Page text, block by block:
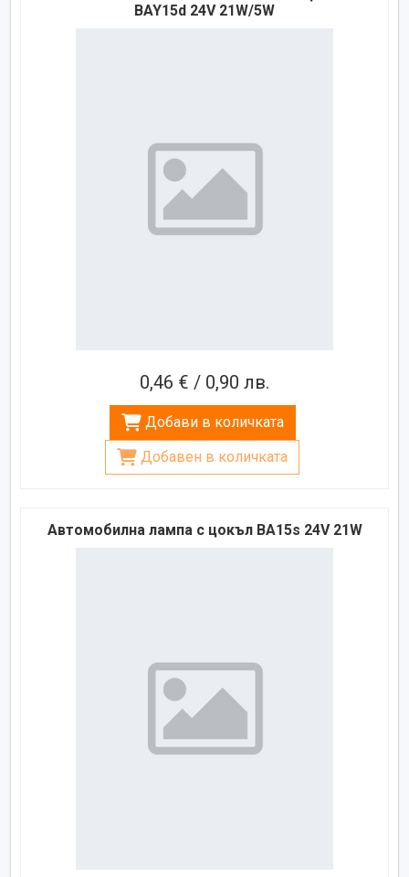
BAY15d 24V 21W/5W
0,46 € / 0,90 лв.
Добави в количката
Добавен в количката
Автомобилна лампа с цокъл BA15s 24V 21W